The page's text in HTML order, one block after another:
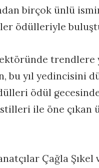
birçok ünlü
ödülleriyle
trendlere
bu yıl yedincisini
ödül
ile öne çıkan
Çağla Şıkel